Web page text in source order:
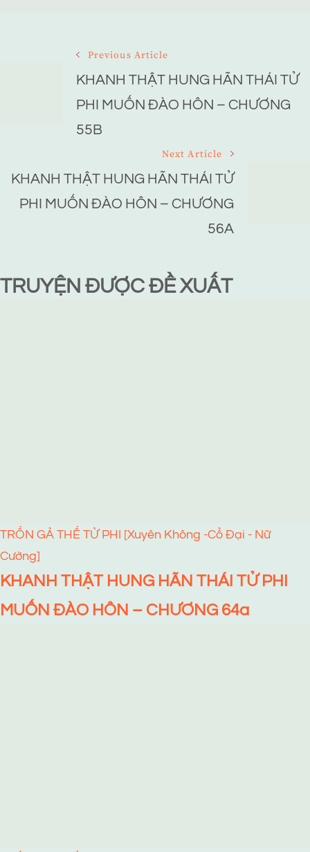
Navigation
Previous Article
KHANH THẬT HUNG HÃN THÁI TỬ
PHI MUỐN ĐÀO HÔN – CHƯƠNG
55B
Next Article
KHANH THẬT HUNG HÃN THÁI TỬ
PHI MUỐN ĐÀO HÔN – CHƯƠNG
56A
TRUYỆN ĐƯỢC ĐỀ XUẤT
TRỐN GẢ THẾ TỬ PHI [Xuyên Không -Cổ Đại - Nữ
Cường]
KHANH THẬT HUNG HÃN THÁI TỬ PHI
MUỐN ĐÀO HÔN – CHƯƠNG 64a